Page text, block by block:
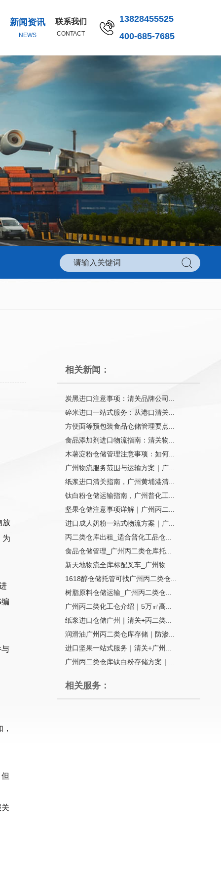
新闻资讯
NEWS
联系我们
CONTACT
13828455525
400-685-7685
放
为
与
相关新闻：
炭黑进口注意事项：清关品牌公司...
碎米进口一站式服务：从港口清关...
方便面等预包装食品仓储管理要点...
食品添加剂进口物流指南：清关物...
木薯淀粉仓储管理注意事项：如何...
广州物流服务范围与运输方案｜广...
纸浆进口清关指南，广州黄埔港清...
钛白粉仓储运输指南，广州普化工...
坚果仓储注意事项详解｜广州丙二...
进口成人奶粉一站式物流方案｜广...
丙二类仓库出租_适合普化工品仓...
食品仓储管理_广州丙二类仓库托...
新天地物流全库标配叉车_广州物...
1618醇仓储托管可找广州丙二类仓...
树脂原料仓储运输_广州丙二类仓...
广州丙二类化工仓介绍｜5万㎡高...
纸浆进口仓储广州｜清关+丙二类...
润滑油广州丙二类仓库存储｜防渗...
进口坚果一站式服务｜清关+广州...
广州丙二类仓库钛白粉存储方案｜...
相关服务：